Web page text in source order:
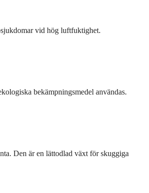
vid hög luftfuktighet.
bekämpningsmedel användas.
Den är en lättodlad växt för skuggiga